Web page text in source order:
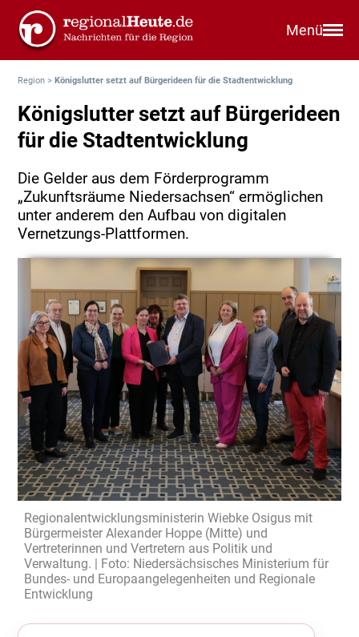
Menü
Region >Königslutter setzt auf Bürgerideen für die Stadtentwicklung
Königslutter setzt auf Bürgerideen
für die Stadtentwicklung
Die Gelder aus dem Förderprogramm
„Zukunftsräume Niedersachsen“ ermöglichen
unter anderem den Aufbau von digitalen
Vernetzungs-Plattformen.
Regionalentwicklungsministerin Wiebke Osigus mit
Bürgermeister Alexander Hoppe (Mitte) und
Vertreterinnen und Vertretern aus Politik und
Verwaltung. | Foto: Niedersächsisches Ministerium für
Bundes- und Europaangelegenheiten und Regionale
Entwicklung